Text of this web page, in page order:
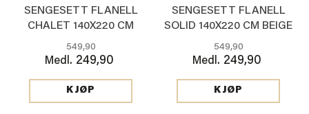
SENGESETT FLANELL
CHALET 140X220 CM
549,90
Medl. 249,90
KJØP
SENGESETT FLANELL
SOLID 140X220 CM BEIGE
549,90
Medl. 249,90
KJØP